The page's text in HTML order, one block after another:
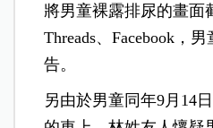
將男童裸露排尿的畫面
Threads、Facebook，
告。
另由於男童同年9月14